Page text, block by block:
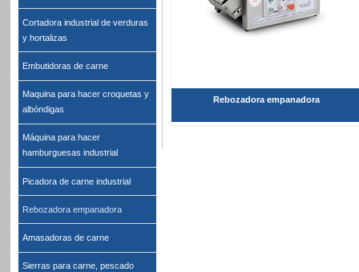
Cortadora industrial de verduras
y hortalizas
Embutidoras de carne
Maquina para hacer croquetas y
albóndigas
Máquina para hacer
hamburguesas industrial
Picadora de carne industrial
Rebozadora empanadora
Amasadoras de carne
Sierras para carne, pescado
Rebozadora empanadora